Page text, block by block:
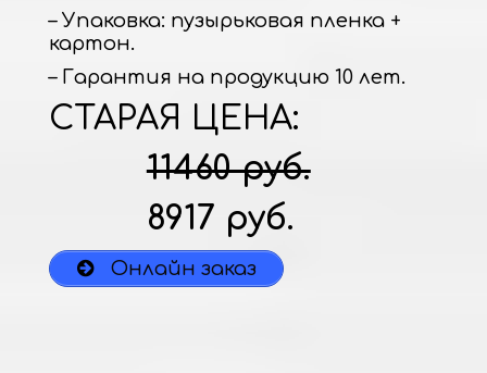
– Упаковка: пузырьковая пленка +
картон.
– Гарантия на продукцию 10 лет.
СТАРАЯ ЦЕНА:
11460 руб.
8917 руб.
Онлайн заказ